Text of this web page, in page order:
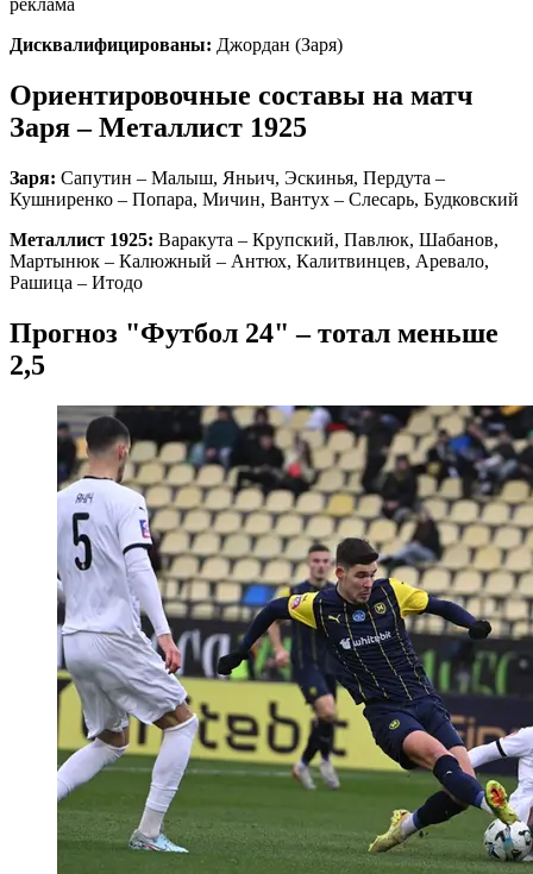
реклама
Дисквалифицированы: Джордан (Заря)
Ориентировочные составы на матч
Заря – Металлист 1925
Заря: Сапутин – Малыш, Яньич, Эскинья, Пердута –
Кушниренко – Попара, Мичин, Вантух – Слесарь, Будковский
Металлист 1925: Варакута – Крупский, Павлюк, Шабанов,
Мартынюк – Калюжный – Антюх, Калитвинцев, Аревало,
Рашица – Итодо
Прогноз "Футбол 24" – тотал меньше
2,5